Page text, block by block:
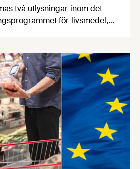
två utlysningar inom det
för livsmedel,
livsmedelsförsörjning", och
väg för innovationer som